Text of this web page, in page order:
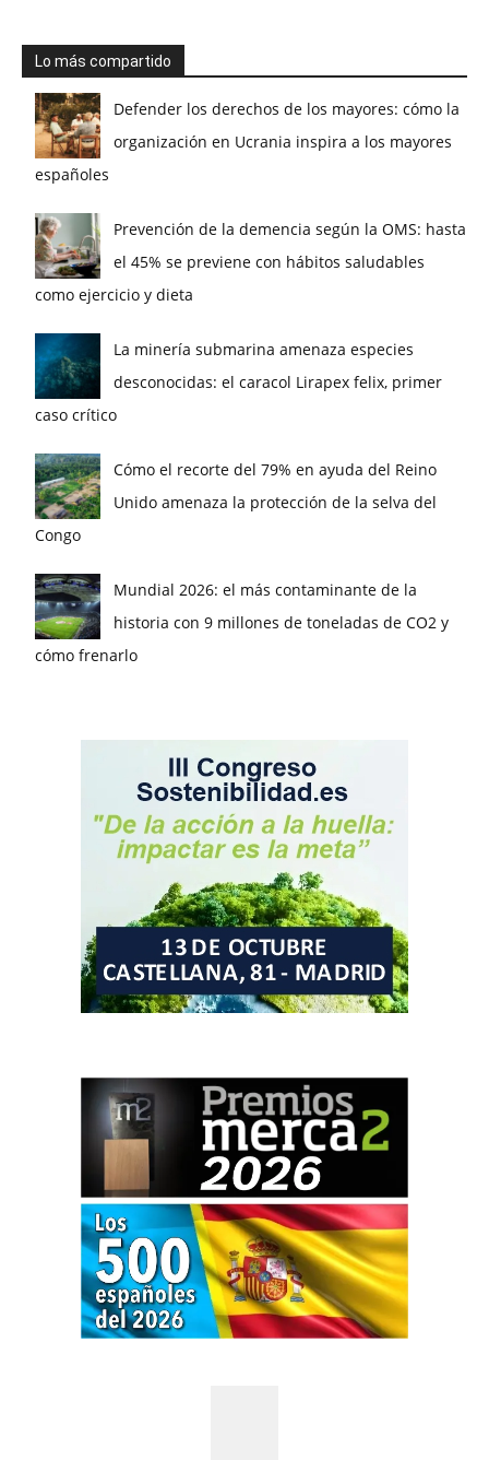
Lo más compartido
Defender los derechos de los mayores: cómo la
organización en Ucrania inspira a los mayores
españoles
Prevención de la demencia según la OMS: hasta
el 45% se previene con hábitos saludables
como ejercicio y dieta
La minería submarina amenaza especies
desconocidas: el caracol Lirapex felix, primer
caso crítico
Cómo el recorte del 79% en ayuda del Reino
Unido amenaza la protección de la selva del
Congo
Mundial 2026: el más contaminante de la
historia con 9 millones de toneladas de CO2 y
cómo frenarlo